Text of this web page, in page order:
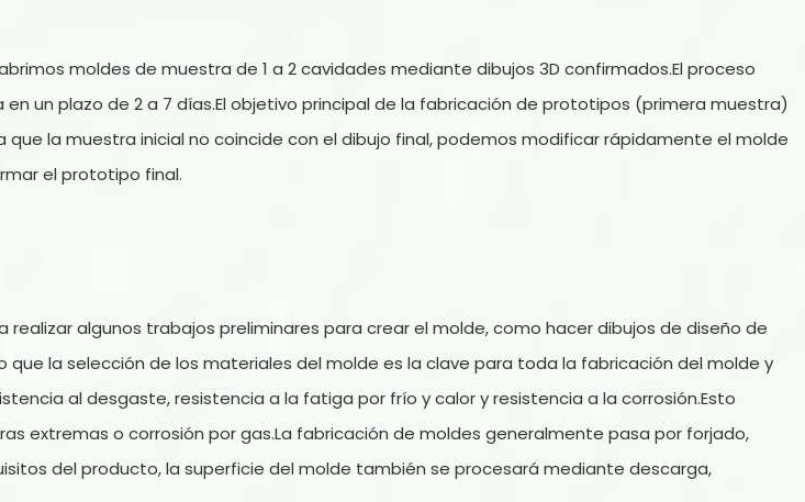
moldes de muestra de 1 a 2 cavidades mediante dibujos 3D confirmados.El proceso
un plazo de 2 a 7 días.El objetivo principal de la fabricación de prototipos (primera muestra)
la muestra inicial no coincide con el dibujo final, podemos modificar rápidamente el molde
el prototipo final.
algunos trabajos preliminares para crear el molde, como hacer dibujos de diseño de
la selección de los materiales del molde es la clave para toda la fabricación del molde y
al desgaste, resistencia a la fatiga por frío y calor y resistencia a la corrosión.Esto
extremas o corrosión por gas.La fabricación de moldes generalmente pasa por forjado,
del producto, la superficie del molde también se procesará mediante descarga,